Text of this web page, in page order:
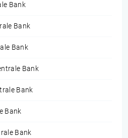
Bank
Bank
Bank
Bank
Bank
Bank
Bank